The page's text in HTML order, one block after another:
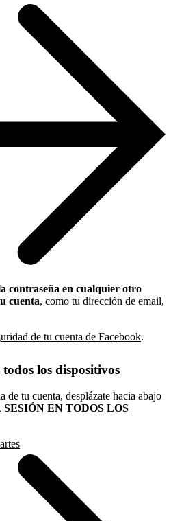
contraseña en cualquier otro
cuenta, como tu dirección de email,
de tu cuenta de Facebook.
los dispositivos
de tu cuenta, desplázate hacia abajo
EN TODOS LOS